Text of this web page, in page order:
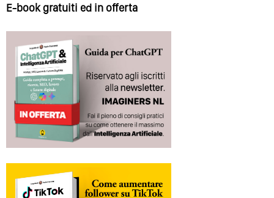
E-book gratuiti ed in offerta